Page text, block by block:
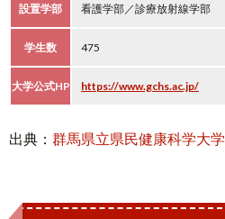
設置学部 看護学部／診療放射線学部
学生数 475
大学公式HP https://www.gchs.ac.jp/
出典： 群馬県立県民健康科学大学